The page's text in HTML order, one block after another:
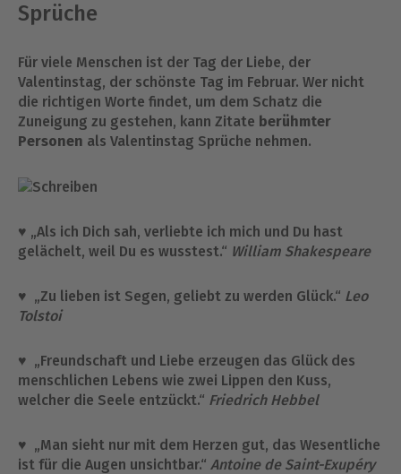
Sprüche
Für viele Menschen ist der Tag der Liebe, der
Valentinstag, der schönste Tag im Februar. Wer nicht
die richtigen Worte findet, um dem Schatz die
Zuneigung zu gestehen, kann Zitate berühmter
Personen als Valentinstag Sprüche nehmen.
♥ „Als ich Dich sah, verliebte ich mich und Du hast
gelächelt, weil Du es wusstest.“ William Shakespeare
♥ „Zu lieben ist Segen, geliebt zu werden Glück.“ Leo
Tolstoi
♥ „Freundschaft und Liebe erzeugen das Glück des
menschlichen Lebens wie zwei Lippen den Kuss,
welcher die Seele entzückt.“ Friedrich Hebbel
♥ „Man sieht nur mit dem Herzen gut, das Wesentliche
ist für die Augen unsichtbar.“ Antoine de Saint-Exupéry